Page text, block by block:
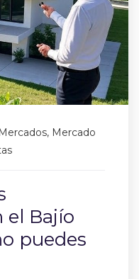
, Mercado
el Bajío
puedes